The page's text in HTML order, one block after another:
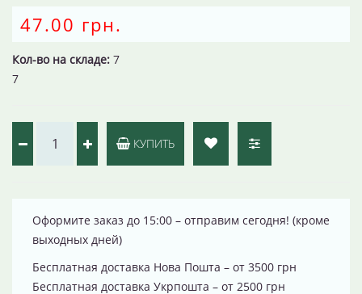
47.00 грн.
Кол-во на складе: 7
7
КУПИТЬ
Оформите заказ до 15:00 – отправим сегодня! (кроме
выходных дней)
Бесплатная доставка Нова Пошта – от 3500 грн
Бесплатная доставка Укрпошта – от 2500 грн